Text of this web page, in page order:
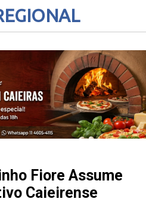
Fiore Assume
Caieirense